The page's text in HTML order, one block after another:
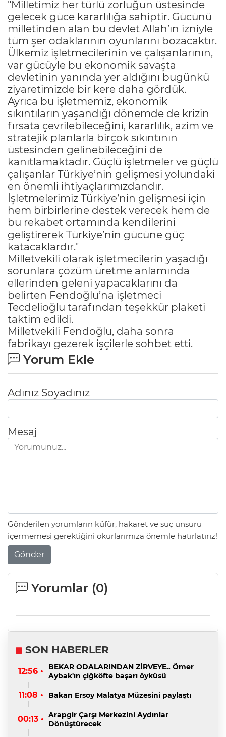
"Milletimiz her türlü zorluğun üstesinde
gelecek güce kararlılığa sahiptir. Gücünü
milletinden alan bu devlet Allah’ın izniyle
tüm şer odaklarının oyunlarını bozacaktır.
Ülkemiz işletmecilerinin ve çalışanlarının,
var gücüyle bu ekonomik savaşta
devletinin yanında yer aldığını bugünkü
ziyaretimizde bir kere daha gördük.
Ayrıca bu işletmemiz, ekonomik
sıkıntıların yaşandığı dönemde de krizin
fırsata çevrilebileceğini, kararlılık, azim ve
stratejik planlarla birçok sıkıntının
üstesinden gelinebileceğini de
kanıtlamaktadır. Güçlü işletmeler ve güçlü
çalışanlar Türkiye’nin gelişmesi yolundaki
en önemli ihtiyaçlarımızdandır.
İşletmelerimiz Türkiye’nin gelişmesi için
hem birbirlerine destek verecek hem de
bu rekabet ortamında kendilerini
geliştirerek Türkiye’nin gücüne güç
katacaklardır."
Milletvekili olarak işletmecilerin yaşadığı
sorunlara çözüm üretme anlamında
ellerinden geleni yapacaklarını da
belirten Fendoğlu’na işletmeci
Tecdelioğlu tarafından teşekkür plaketi
taktim edildi.
Milletvekili Fendoğlu, daha sonra
fabrikayı gezerek işçilerle sohbet etti.
Yorum Ekle
Adınız Soyadınız
Mesaj
Gönderilen yorumların küfür, hakaret ve suç unsuru
içermemesi gerektiğini okurlarımıza önemle hatırlatırız!
Gönder
Yorumlar (0)
SON HABERLER
12:56 •
BEKAR ODALARINDAN ZİRVEYE.. Ömer
Aybak'ın çiğköfte başarı öyküsü
11:08 • Bakan Ersoy Malatya Müzesini paylaştı
00:13 • Arapgir Çarşı Merkezini Aydınlar
Dönüştürecek